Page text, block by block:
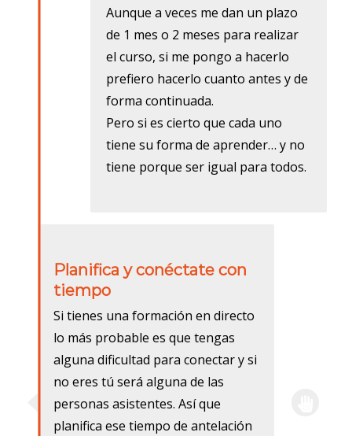
Aunque a veces me dan un plazo
de 1 mes o 2 meses para realizar
el curso, si me pongo a hacerlo
prefiero hacerlo cuanto antes y de
forma continuada.
Pero si es cierto que cada uno
tiene su forma de aprender… y no
tiene porque ser igual para todos.
Planifica y conéctate con
tiempo
Si tienes una formación en directo
lo más probable es que tengas
alguna dificultad para conectar y si
no eres tú será alguna de las
personas asistentes. Así que
planifica ese tiempo de antelación